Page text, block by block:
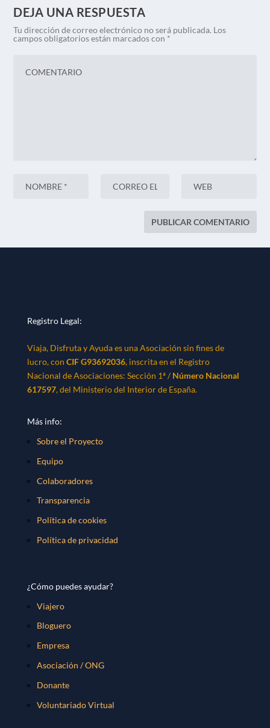
DEJA UNA RESPUESTA
Tu dirección de correo electrónico no será publicada. Los
campos obligatorios están marcados con *
Registro Legal:
Viaja, Disfruta y Ayuda es una Asociación sin fines de
lucro, con CIF G93692036, inscrita en el Registro
Nacional de Asociaciones: Sección 1ª / Número Nacional
617597, del Ministerio del Interior de España.
Más info:
Sobre el Proyecto
Equipo
Colaboradores
Transparencia
Política de cookies
Política de privacidad
¿Cómo puedes ayudar?
Viajero
Bloguero
Empresa
Asociación / ONG
Donante
Voluntariado Virtual